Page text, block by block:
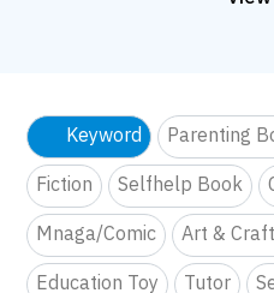
Keyword Parenting
Fiction
Selfhelp Book
Mnaga/Comic
Art &
Education Toy
Tutor